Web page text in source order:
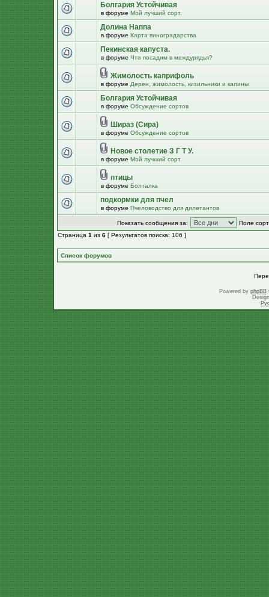
Болгария Устойчивая
в форуме Мой лучший сорт.
Долина Наппа
в форуме Карта виноградарства
Пекинская капуста.
в форуме Что посадим в междурядья?
Жимолость каприфоль
в форуме Дерен, жимолость, кизильники и калины
Болгария Устойчивая
в форуме Обсуждение сортов
Шираз (Сира)
в форуме Обсуждение сортов
Новое столетие З Г Т У.
в форуме Мой лучший сорт.
птицы
в форуме Болталка
подкормки для пчел
в форуме Пчеловодство для дилетантов
Показать сообщения за:
Поле
Страница 1 из 6 [ Результатов поиска: 106 ]
Список форумов
Powered by phpBB